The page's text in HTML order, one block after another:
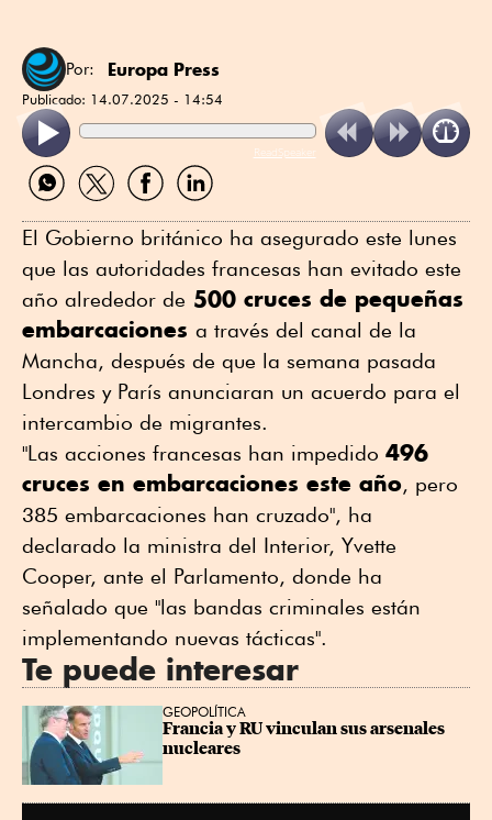
Por: Europa Press
Publicado: 14.07.2025 - 14:54
ReadSpeaker
Compartir
por
Compartir
por
Compartir
por
Compartir
por
El Gobierno británico ha asegurado este lunes
que las autoridades francesas han evitado este
año alrededor de 500 cruces de pequeñas
embarcaciones a través del canal de la
Mancha, después de que la semana pasada
Londres y París anunciaran un acuerdo para el
intercambio de migrantes.
"Las acciones francesas han impedido 496
cruces en embarcaciones este año, pero
385 embarcaciones han cruzado", ha
declarado la ministra del Interior, Yvette
Cooper, ante el Parlamento, donde ha
señalado que "las bandas criminales están
implementando nuevas tácticas".
Te puede interesar
GEOPOLÍTICA
Francia y RU vinculan sus arsenales
nucleares